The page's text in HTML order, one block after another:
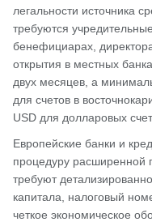
легальности источника
требуются
бенефициарах,
открытия в местных
двух месяцев, а
для счетов в
USD для долларовых
Европейские банки и
процедуру расширенной
требуют
капитала, налоговый
четкое экономическое